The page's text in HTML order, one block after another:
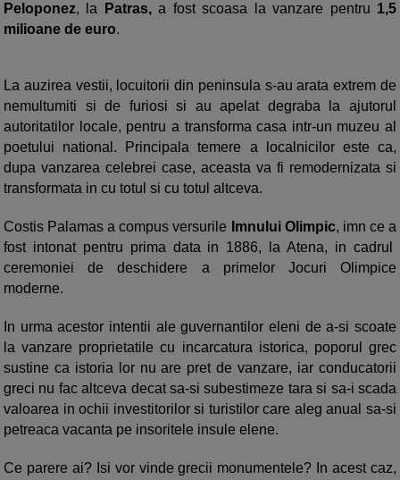
Peloponez, la Patras,a fost scoasa la vanzare pentru 1,5
milioane de euro.
La auzirea vestii, locuitorii din peninsula s-au arata extrem de
nemultumiti si de furiosi si au apelat degraba la ajutorul
autoritatilor locale, pentru a transforma casa intr-un muzeu al
poetului national. Principala temere a localnicilor este ca,
dupa vanzarea celebrei case, aceasta va fi remodernizata si
transformata in cu totul si cu totul altceva.
Costis Palamas a compus versurile Imnului Olimpic, imn ce a
fost intonat pentru prima data in 1886, la Atena, in cadrul
ceremoniei de deschidere a primelor Jocuri Olimpice
moderne.
In urma acestor intentii ale guvernantilor eleni de a-si scoate
la vanzare proprietatile cu incarcatura istorica, poporul grec
sustine ca istoria lor nu are pret de vanzare, iar conducatorii
greci nu fac altceva decat sa-si subestimeze tara si sa-i scada
valoarea in ochii investitorilor si turistilor care aleg anual sa-si
petreaca vacanta pe insoritele insule elene.
Ce parere ai? Isi vor vinde grecii monumentele? In acest caz,